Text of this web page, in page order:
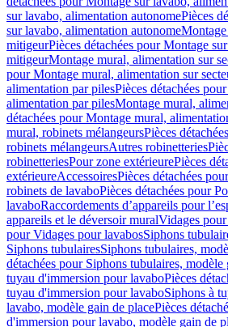
sur lavabo, alimentation autonomePièces
sur lavabo, alimentation autonome
mitigeurPièces détachées pour Montage
mitigeurMontage mural, alimentation sur
pour Montage mural, alimentation sur
alimentation par pilesPièces détachées
alimentation par pilesMontage mural,
détachées pour Montage mural,
mural, robinets mélangeursPièces
robinets mélangeursAutres robinetteries
robinetteriesPour zone extérieurePièces
extérieureAccessoiresPièces détachées
robinets de lavaboPièces détachées pour
lavaboRaccordements d’appareils pour
appareils et le déversoir muralVidages
pour Vidages pour lavabosSiphons
Siphons tubulairesSiphons tubulaires,
détachées pour Siphons tubulaires, modèle
tuyau d'immersion pour lavaboPièces
tuyau d'immersion pour lavaboSiphons à
lavabo, modèle gain de placePièces
d'immersion pour lavabo, modèle gain de